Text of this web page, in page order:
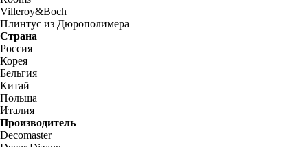
Villeroy&Boch
Плинтус из Дюрополимера
Страна
Россия
Корея
Бельгия
Китай
Польша
Италия
Производитель
Decomaster